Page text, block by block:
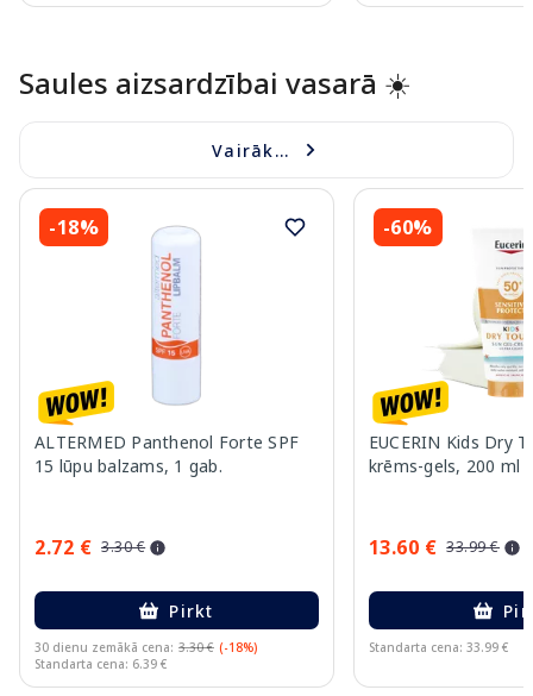
Saules aizsardzībai vasarā ☀️
Vairāk...
-18%
ALTERMED Panthenol Forte SPF
15 lūpu balzams, 1 gab.
2.72 € 3.30 €
Pirkt
30 dienu zemākā cena: 3.30 € (-18%)
Standarta cena: 6.39 €
-60%
EUCERIN Kids Dry
krēms-gels, 200 ml
13.60 € 33.99 €
Standarta cena: 33.99 €